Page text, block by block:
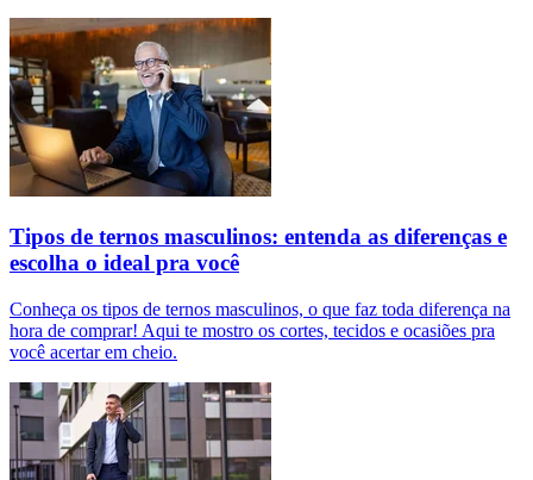
Tipos de ternos masculinos: entenda as diferenças e
escolha o ideal pra você
Conheça os tipos de ternos masculinos, o que faz toda diferença na
hora de comprar! Aqui te mostro os cortes, tecidos e ocasiões pra
você acertar em cheio.